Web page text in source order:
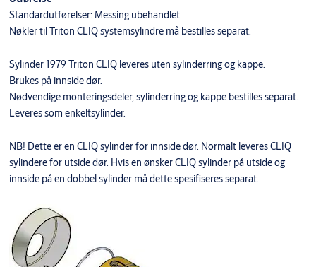
Standardutførelser: Messing ubehandlet.
Nøkler til Triton CLIQ systemsylindre må bestilles separat.
Sylinder 1979 Triton CLIQ leveres uten sylinderring og kappe.
Brukes på innside dør.
Nødvendige monteringsdeler, sylinderring og kappe bestilles separat.
Leveres som enkeltsylinder.
NB! Dette er en CLIQ sylinder for innside dør. Normalt leveres CLIQ
sylindere for utside dør. Hvis en ønsker CLIQ sylinder på utside og
innside på en dobbel sylinder må dette spesifiseres separat.